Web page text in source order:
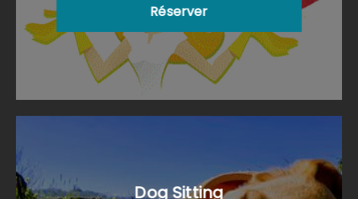
Réserver
Dog Sitting